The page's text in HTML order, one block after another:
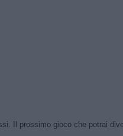
Il prossimo gioco che potrai